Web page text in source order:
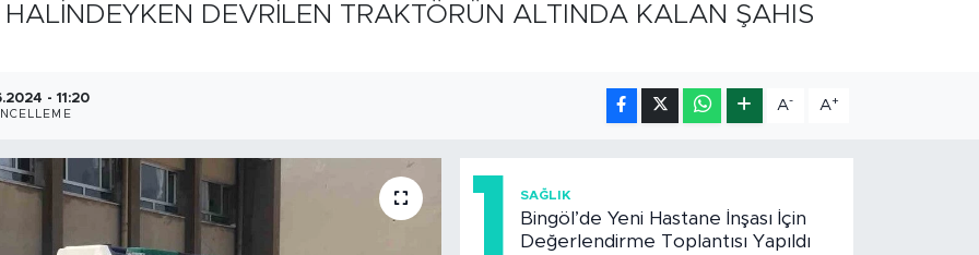
HALİNDEYKEN DEVRİLEN TRAKTÖRÜN ALTINDA KALAN ŞAHIS
- 11:20 A- A+
1 SAĞLIK
Bingöl’de Yeni Hastane İnşası İçin
Değerlendirme Toplantısı Yapıldı